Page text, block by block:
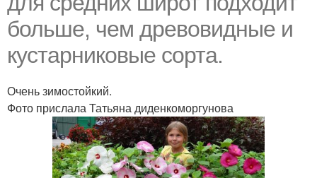
больше, чем древовидные и
кустарниковые сорта.
Очень зимостойкий.
Фото прислала Татьяна диденкоморгунова